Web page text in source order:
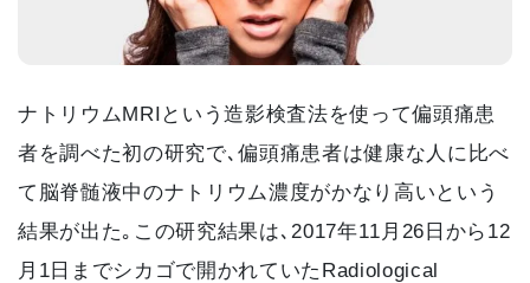
ナトリウムMRIという造影検査法を使って偏頭痛患
者を調べた初の研究で､偏頭痛患者は健康な人に比べ
て脳脊髄液中のナトリウム濃度がかなり高いという
結果が出た｡この研究結果は､2017年11月26日から12
月1日までシカゴで開かれていたRadiological